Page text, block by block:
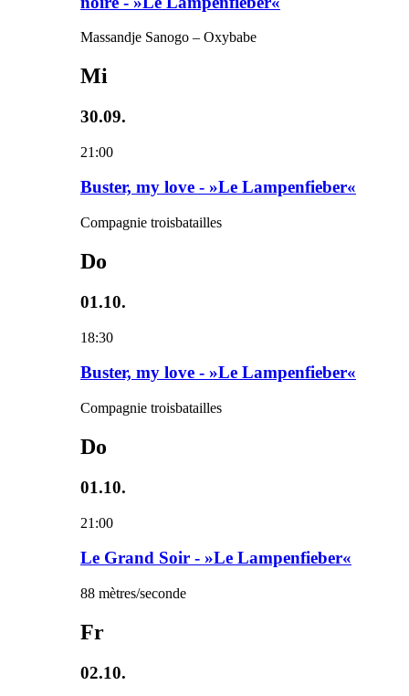
Massandje Sanogo – Oxybabe
Mi
30.09.
21:00
Buster, my love - »Le Lampenfieber«
Compagnie troisbatailles
Do
01.10.
18:30
Buster, my love - »Le Lampenfieber«
Compagnie troisbatailles
Do
01.10.
21:00
Le Grand Soir - »Le Lampenfieber«
88 mètres/seconde
Fr
02.10.